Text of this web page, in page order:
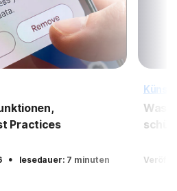
Practices
· lesedauer: 7 minuten
Was